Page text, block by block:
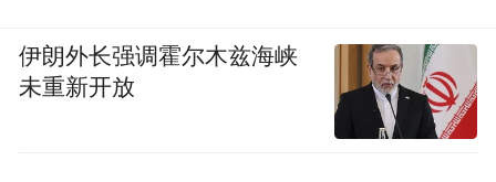
伊朗外长强调霍尔木兹海峡
未重新开放